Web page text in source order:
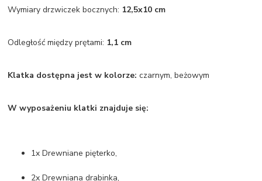
Wymiary drzwiczek bocznych: 12,5x10 cm
Odległość między prętami: 1,1 cm
Klatka dostępna jest w kolorze: czarnym, beżowym
W wyposażeniu klatki znajduje się:
1x Drewniane pięterko,
2x Drewniana drabinka,